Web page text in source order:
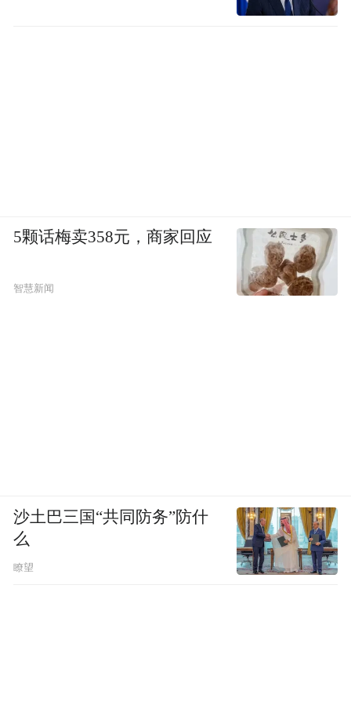
5颗话梅卖358元，商家回应
智慧新闻
沙土巴三国“共同防务”防什
么
瞭望